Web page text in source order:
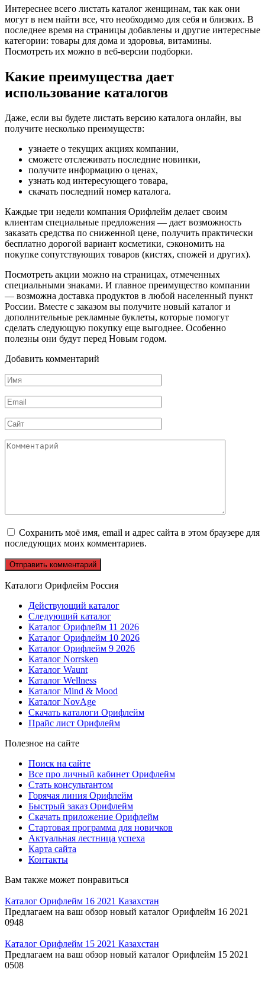
Интереснее всего листать каталог женщинам, так как они
могут в нем найти все, что необходимо для себя и близких. В
последнее время на страницы добавлены и другие интересные
категории: товары для дома и здоровья, витамины.
Посмотреть их можно в веб-версии подборки.
Какие преимущества дает
использование каталогов
Даже, если вы будете листать версию каталога онлайн, вы
получите несколько преимуществ:
узнаете о текущих акциях компании,
сможете отслеживать последние новинки,
получите информацию о ценах,
узнать код интересующего товара,
скачать последний номер каталога.
Каждые три недели компания Орифлейм делает своим
клиентам специальные предложения — дает возможность
заказать средства по сниженной цене, получить практически
бесплатно дорогой вариант косметики, сэкономить на
покупке сопутствующих товаров (кистях, спожей и других).
Посмотреть акции можно на страницах, отмеченных
специальными знаками. И главное преимущество компании
— возможна доставка продуктов в любой населенный пункт
России. Вместе с заказом вы получите новый каталог и
дополнительные рекламные буклеты, которые помогут
сделать следующую покупку еще выгоднее. Особенно
полезны они будут перед Новым годом.
Добавить комментарий
Имя
*
Email
*
Сайт
Комментарий
Сохранить моё имя, email и адрес сайта в этом браузере для
последующих моих комментариев.
Каталоги Орифлейм Россия
Действующий каталог
Следующий каталог
Каталог Орифлейм 11 2026
Каталог Орифлейм 10 2026
Каталог Орифлейм 9 2026
Каталог Norrsken
Каталог Waunt
Каталог Wellness
Каталог Mind & Mood
Каталог NovAge
Скачать каталоги Орифлейм
Прайс лист Орифлейм
Полезное на сайте
Поиск на сайте
Все про личный кабинет Орифлейм
Стать консультантом
Горячая линия Орифлейм
Быстрый заказ Орифлейм
Скачать приложение Орифлейм
Стартовая программа для новичков
Актуальная лестница успеха
Карта сайта
Контакты
Вам также может понравиться
Каталог Орифлейм 16 2021 Казахстан
Предлагаем на ваш обзор новый каталог Орифлейм 16 2021
0948
Каталог Орифлейм 15 2021 Казахстан
Предлагаем на ваш обзор новый каталог Орифлейм 15 2021
0508